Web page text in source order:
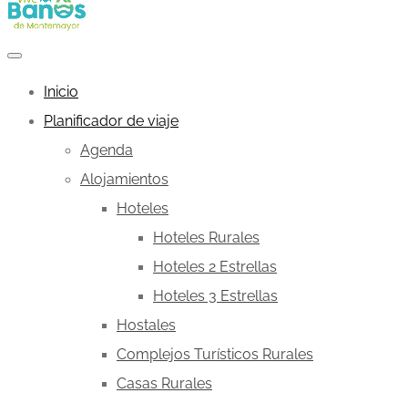
Inicio
Planificador de viaje
Agenda
Alojamientos
Hoteles
Hoteles Rurales
Hoteles 2 Estrellas
Hoteles 3 Estrellas
Hostales
Complejos Turísticos Rurales
Casas Rurales